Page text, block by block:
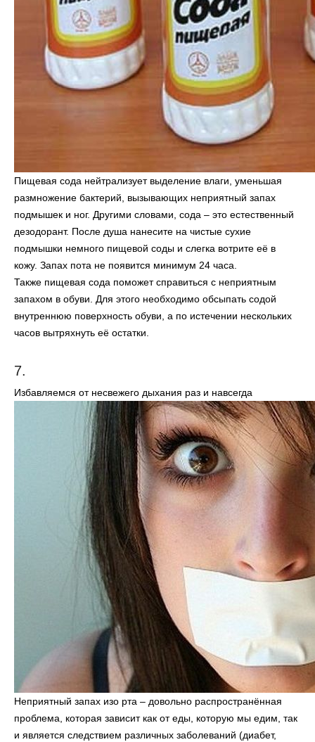
Пищевая сода нейтрализует выделение влаги, уменьшая
размножение бактерий, вызывающих неприятный запах
подмышек и ног. Другими словами, сода – это естественный
дезодорант. После душа нанесите на чистые сухие
подмышки немного пищевой соды и слегка вотрите её в
кожу. Запах пота не появится минимум 24 часа.
Также пищевая сода поможет справиться с неприятным
запахом в обуви. Для этого необходимо обсыпать содой
внутреннюю поверхность обуви, а по истечении нескольких
часов вытряхнуть её остатки.
7.
Избавляемся от несвежего дыхания раз и навсегда
Неприятный запах изо рта – довольно распространённая
проблема, которая зависит как от еды, которую мы едим, так
и является следствием различных заболеваний (диабет,